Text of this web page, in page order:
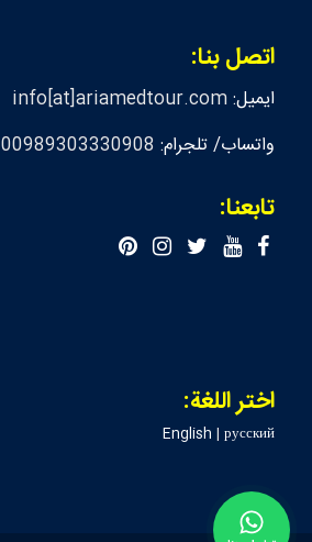
اتصل بنا:
ايميل:info[at]ariamedtour.com
واتساب/ تلجرام: 00989303330908
تابعنا:
اختر اللغة:
English |русский